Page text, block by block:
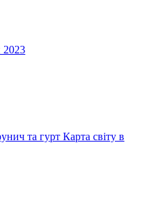
2023
та гурт Карта світу в